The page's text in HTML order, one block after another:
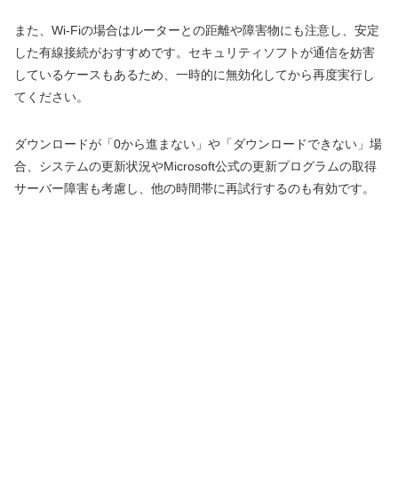
また、Wi-Fiの場合はルーターとの距離や障害物にも注意し、安定
した有線接続がおすすめです。セキュリティソフトが通信を妨害
しているケースもあるため、一時的に無効化してから再度実行し
てください。
ダウンロードが「0から進まない」や「ダウンロードできない」場
合、システムの更新状況やMicrosoft公式の更新プログラムの取得
サーバー障害も考慮し、他の時間帯に再試行するのも有効です。